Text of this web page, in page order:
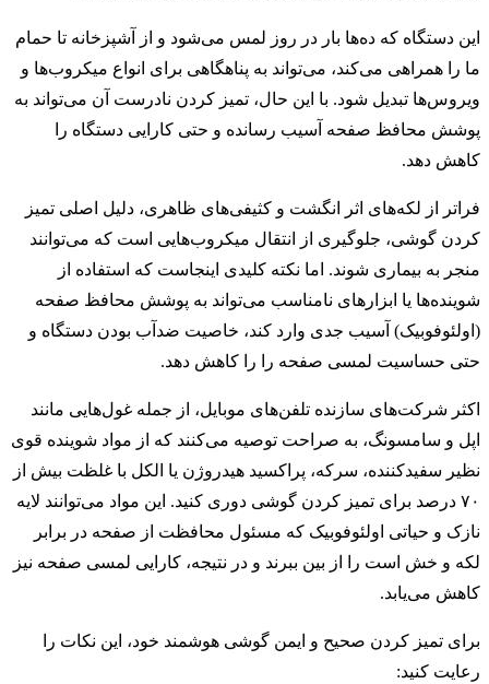
این دستگاه که ده‌ها بار در روز لمس می‌شود و از آشپزخانه تا حمام
ما را همراهی می‌کند، می‌تواند به پناهگاهی برای انواع میکروب‌ها و
ویروس‌ها تبدیل شود. با این حال، تمیز کردن نادرست آن می‌تواند به
پوشش محافظ صفحه آسیب رسانده و حتی کارایی دستگاه را
کاهش دهد.
فراتر از لکه‌های اثر انگشت و کثیفی‌های ظاهری، دلیل اصلی تمیز
کردن گوشی، جلوگیری از انتقال میکروب‌هایی است که می‌توانند
منجر به بیماری شوند. اما نکته کلیدی اینجاست که استفاده از
شوینده‌ها یا ابزارهای نامناسب می‌تواند به پوشش محافظ صفحه
(اولئوفوبیک) آسیب جدی وارد کند، خاصیت ضدآب بودن دستگاه و
حتی حساسیت لمسی صفحه را را کاهش دهد.
اکثر شرکت‌های سازنده تلفن‌های موبایل، از جمله غول‌هایی مانند
اپل و سامسونگ، به صراحت توصیه می‌کنند که از مواد شوینده قوی
نظیر سفیدکننده، سرکه، پراکسید هیدروژن یا الکل با غلظت بیش از
۷۰ درصد برای تمیز کردن گوشی دوری کنید. این مواد می‌توانند لایه
نازک و حیاتی اولئوفوبیک که مسئول محافظت از صفحه در برابر
لکه و خش است را از بین ببرند و در نتیجه، کارایی لمسی صفحه نیز
کاهش می‌یابد.
برای تمیز کردن صحیح و ایمن گوشی هوشمند خود، این نکات را
رعایت کنید: